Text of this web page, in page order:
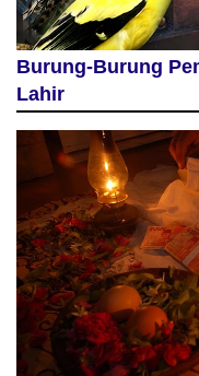
Burung-Burung
Lahir